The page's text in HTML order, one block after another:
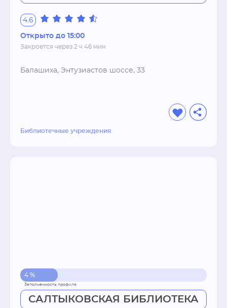
4.6
Открыто до 15:00
Закроется через 2 ч 46 мин
Балашиха, Энтузиастов шоссе, 33
Библиотечные учреждения
4 %
САЛТЫКОВСКАЯ БИБЛИОТЕКА